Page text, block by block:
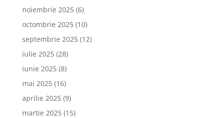
noiembrie 2025(6)
octombrie 2025(10)
septembrie 2025(12)
iulie 2025(28)
iunie 2025(8)
mai 2025(16)
aprilie 2025(9)
martie 2025(15)